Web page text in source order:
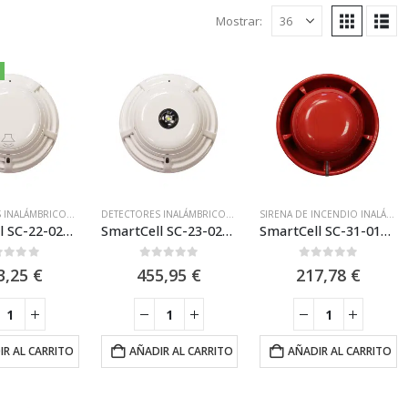
Mostrar:
- VÍA RADIO SMARTCELL
DETECTORES INALÁMBRICOS, SIRENA DE INCENDIO INALÁMBRICA SISTEMAS INALÁMBRICOS - VÍA
SmartCell SC-22-0200-0001-99 Detector Inalámbrico Óptico-Térmico con Sirena
€
AL CARRITO
DETECTORES INALÁMBRICOS, SIRENA DE INCENDIO INALÁMBRICA
SmartCell SC-23-0220-0001-99 Detector inalámbrico Óptico-Térmico con Sirena y Flash
455,95 €
AÑADIR AL CARRITO
SIRENA DE INCENDIO INALÁMBRICA
SmartCell SC-31-0100-0001-99 Sirena de Incendios inalámbrica
217,78 €
AÑADIR AL CARRITO